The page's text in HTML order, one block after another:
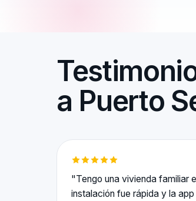
a Puerto
"Tengo una vivienda familiar
instalación fue rápida y la